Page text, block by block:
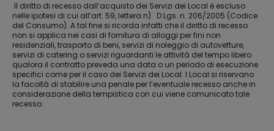
Il diritto di recesso dall’acquisto dei Servizi dei Local è escluso
nelle ipotesi di cui all’art. 59, lettera n) D.Lgs. n. 206/2005 (Codice
del Consumo). A tal fine si ricorda infatti che il diritto di recesso
non si applica nei casi di fornitura di alloggi per fini non
residenziali, trasporto di beni, servizi di noleggio di autovetture,
servizi di catering o servizi riguardanti le attività del tempo libero
qualora il contratto preveda una data o un periodo di esecuzione
specifici come per il caso dei Servizi dei Local. I Local si riservano
la facoltà di stabilire una penale per l’eventuale recesso anche in
considerazione della tempistica con cui viene comunicato tale
recesso.